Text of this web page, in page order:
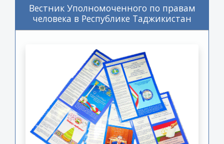
Вестник Уполномоченного по правам
человека в Республике Таджикистан